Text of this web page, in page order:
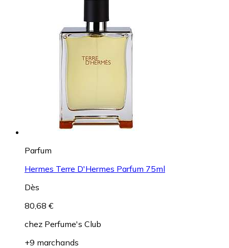
Parfum
Hermes Terre D'Hermes Parfum 75ml
Dès
80,68 €
chez Perfume's Club
+9 marchands